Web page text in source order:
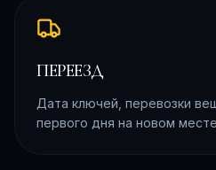
ПЕРЕЕЗД
Дата ключей, перевозки
первого дня на новом